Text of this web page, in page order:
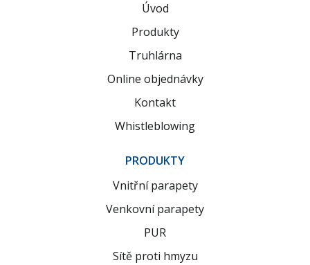
Úvod
Produkty
Truhlárna
Online objednávky
Kontakt
Whistleblowing
PRODUKTY
Vnitřní parapety
Venkovní parapety
PUR
Sítě proti hmyzu